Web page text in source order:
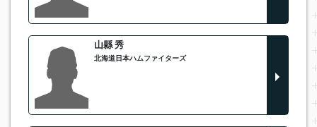
山縣 秀
北海道日本ハムファイターズ